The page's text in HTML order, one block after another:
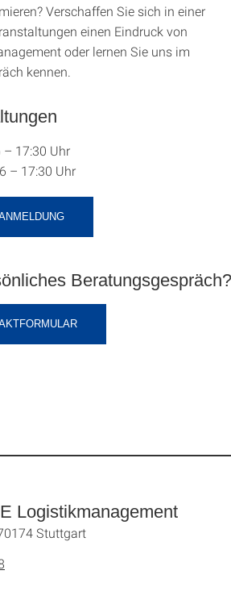
Verschaffen Sie sich in einer
einen Eindruck von
oder lernen Sie uns im
kennen.
– 17:30 Uhr
– 17:30 Uhr
Beratungsgespräch?
Logistikmanagement
Stuttgart